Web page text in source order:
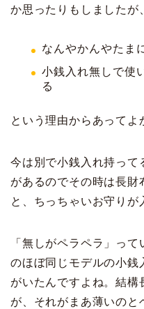
か思ったりもしましたが
なんやかんやたま
小銭入れ無しで使
る
という理由からあってよ
今は別で小銭入れ持って
があるのでその時は長財
と、ちっちゃいお守りが
「無しがペラペラ」っ
のほぼ同じモデルの小銭
がいたんですよね。結構
が、それがまあ薄いのと